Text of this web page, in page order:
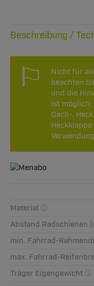
Nicht für
beachten
und die
ist
Dach-,
Material
Abstand Radschienen
min. Fahrrad-
max. Fahrrad-
Träger Eigengewicht